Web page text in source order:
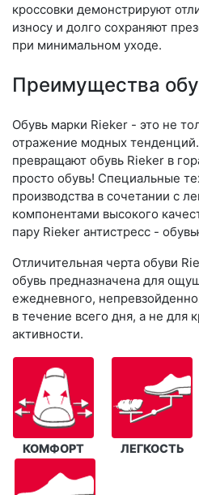
кроссовки демонстрируют
износу и долго сохраняют
при минимальном уходе.
Преимущества
Обувь марки Rieker - это не
отражение модных
превращают обувь Rieker в
просто обувь! Специальные
производства в сочетании с
компонентами высокого
пару Rieker антистресс -
Отличительная черта обуви
обувь предназначена для
ежедневного,
в течение всего дня, а не для
активности.
КОМФОРТ ЛЕГКОСТЬ